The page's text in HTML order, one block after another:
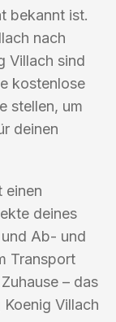
bekannt ist.
nach
Villach sind
kostenlose
stellen, um
deinen
einen
deines
Ab- und
Transport
– das
Villach